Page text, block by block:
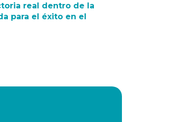
real dentro de la
para el éxito en el